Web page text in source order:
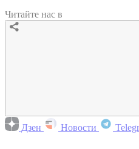
Читайте нас в
Дзен Новости